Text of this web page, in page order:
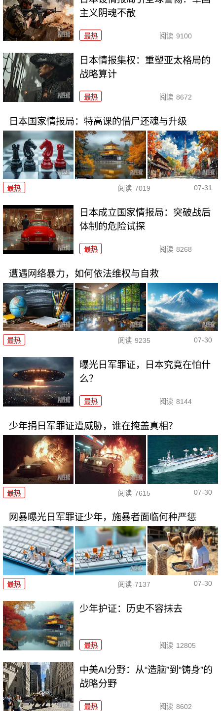
主义阴魂不散
最热 阅读 9100
日本情报集权：重塑亚太格局的
战略算计
最热 阅读 8672
日本国家情报局：特高课的借尸还魂与升级
最热 阅读 7019 07-31
日本成立国家情报局：突破战后
体制的危险试探
最热 阅读 8268
遭遇网络暴力，如何依法维权与自救
最热 阅读 9235 07-30
曝光日军罪证，日本究竟在怕什
么？
最热 阅读 8144
少年捐日军罪证遭威胁，谁在掩盖真相？
最热 阅读 7615 07-30
网暴曝光日军罪证少年，施暴者面临何种严惩
最热 阅读 7137 07-30
少年护证：历史不容抹去
最热 阅读 12805
中美AI分野：从“造脑”到“铸身”的
战略分野
最热 阅读 8602